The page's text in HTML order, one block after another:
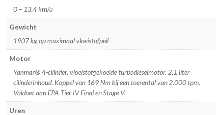
0 – 13,4 km/u
Gewicht
1907 kg op maximaal vloeistofpeil
Motor
Yanmar® 4-cilinder, vloeistofgekoelde turbodieselmotor. 2,1 liter
cilinderinhoud. Koppel van 169 Nm bij een toerental van 2.000 tpm.
Voldoet aan EPA Tier IV Final en Stage V.
Uren